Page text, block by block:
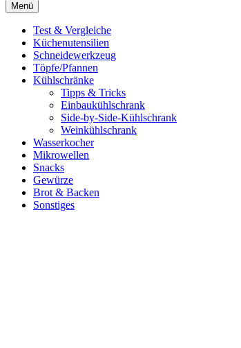
Menü
Test & Vergleiche
Küchenutensilien
Schneidewerkzeug
Töpfe/Pfannen
Kühlschränke
Tipps & Tricks
Einbaukühlschrank
Side-by-Side-Kühlschrank
Weinkühlschrank
Wasserkocher
Mikrowellen
Snacks
Gewürze
Brot & Backen
Sonstiges